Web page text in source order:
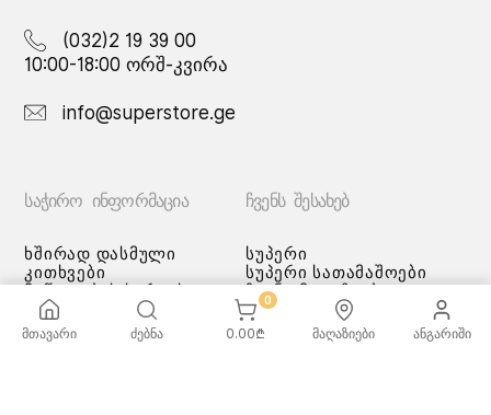
(032)2 19 39 00
10:00-18:00 ორშ-კვირა
info@superstore.ge
ᲡᲐᲭᲘᲠᲝ ᲘᲜᲤᲝᲠᲛᲐᲪᲘᲐ
ხშირად დასმული
კითხვები
მიწოდების სერვისი
გადახდის მეთოდები
სამომხმარებლო
შეთანმხება
ᲩᲕᲔᲜᲡ ᲨᲔᲡᲐᲮᲔᲑ
სუპერი
სუპერი სათამაშოები
ჩვენი მაღაზიები
მთავარი ძებნა
0
0.00₾ მაღაზიები ანგარიში